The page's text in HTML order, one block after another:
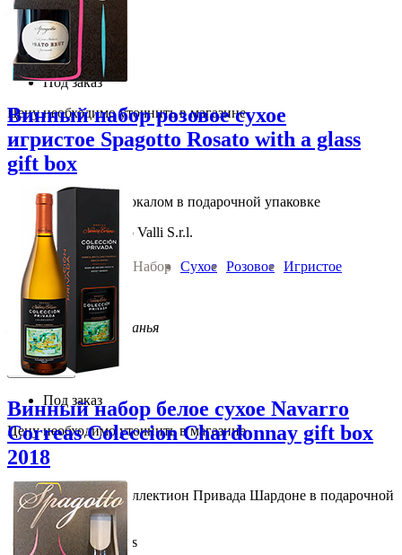
Испания Каталуния
710руб.
В корзину
Под заказ
Цену необходимо уточнить в магазине
Винный набор розовое сухое
игристое Spagotto Rosato with a glass
gift box
Спаготто Розато с бокалом в подарочной упаковке
Cantine Quattro Valli S.r.l.
Вино: Набор Сухое Розовое Игристое
0.75 л 11 % алк
Италия Эмилия-Романья
1 030руб.
В корзину
Под заказ
Цену необходимо уточнить в магазине
Винный набор белое сухое Navarro
Correas Coleccion Chardonnay gift box
2018
Наварро Корреас Коллектион Привада Шардоне в подарочной
упаковке
Navarrо Correas